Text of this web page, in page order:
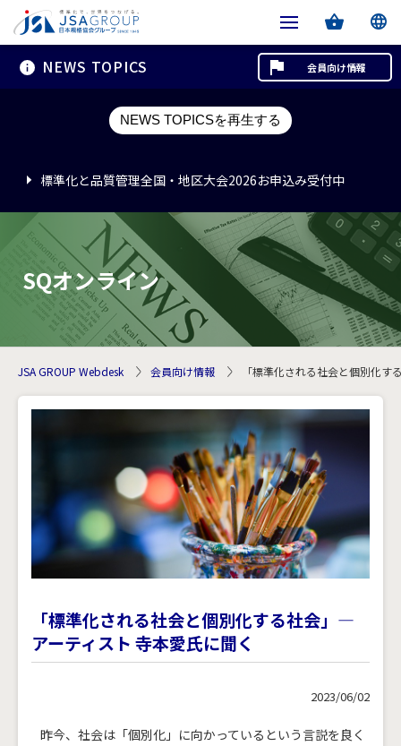
NEWS TOPICS
NEWS TOPICSを再生する
標準化と品質管理全国・地区大会2026お申込み受付中
標準化と品質管理全国・地区大会2026お申込み受付中
標準化と品質管理全国・地区大会2026お申込み受付中
会員向け情報
SQオンライン
JSA GROUP Webdesk 会員向け情報 「標準化される社会と個別化
「標準化される社会と個別化する社会」―
アーティスト 寺本愛氏に聞く
2023/06/02
昨今、社会は「個別化」に向かっているという言説を良く